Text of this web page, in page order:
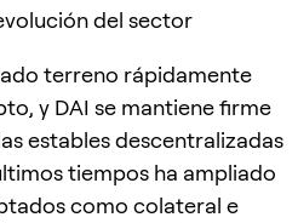
del sector
terreno rápidamente
y DAI se mantiene firme
estables descentralizadas
tiempos ha ampliado
como colateral e